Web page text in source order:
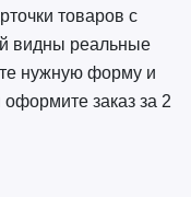
товаров с
видны реальные
нужную форму и
оформите заказ за 2